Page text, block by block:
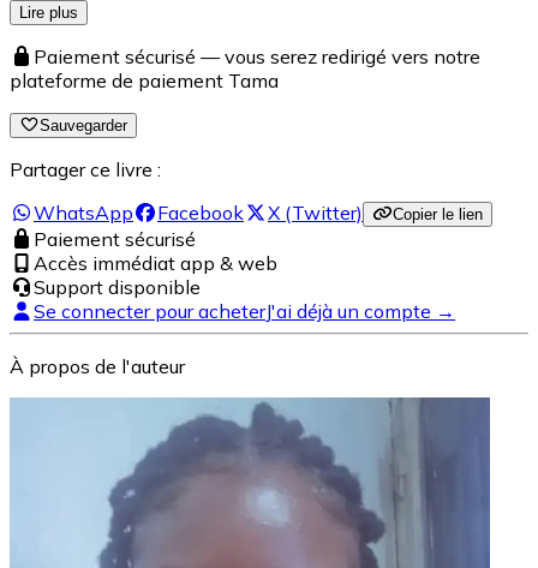
Lire plus
Paiement sécurisé — vous serez redirigé vers notre
plateforme de paiement Tama
Sauvegarder
Partager ce livre :
WhatsApp
Facebook X (Twitter) Copier le lien
Paiement sécurisé
Accès immédiat app & web
Support disponible
Se connecter pour acheterJ'ai déjà un compte →
À propos de l'auteur